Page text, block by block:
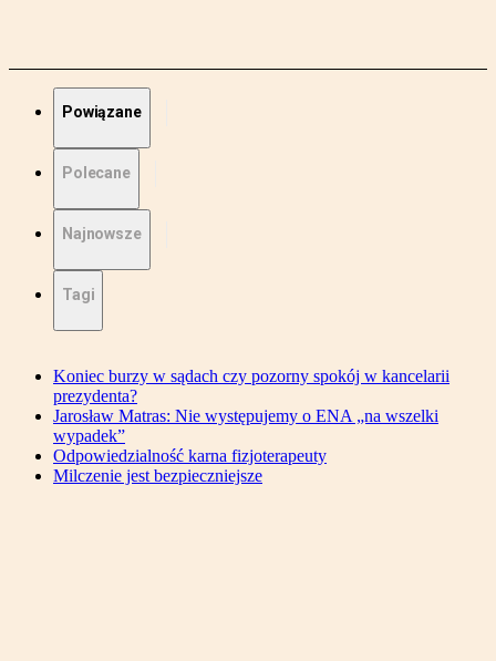
Powiązane
Polecane
Najnowsze
Tagi
Koniec burzy w sądach czy pozorny spokój w kancelarii
prezydenta?
Jarosław Matras: Nie występujemy o ENA „na wszelki
wypadek”
Odpowiedzialność karna fizjoterapeuty
Milczenie jest bezpieczniejsze